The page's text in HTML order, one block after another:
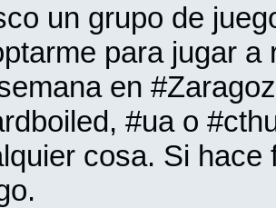
un grupo de
para jugar
en
#ua o
cosa. Si hace